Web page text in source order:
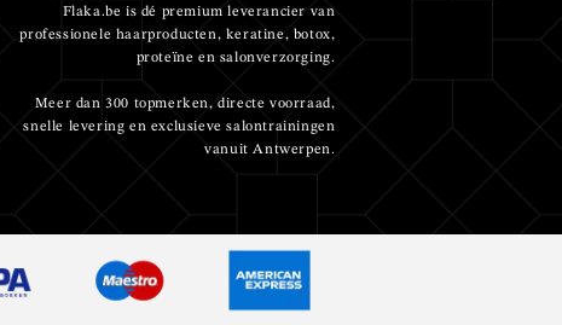
Flaka.be is dé premium leverancier van
professionele haarproducten, keratine, botox,
proteïne en salonverzorging.
Meer dan 300 topmerken, directe voorraad,
snelle levering en exclusieve salontrainingen
vanuit Antwerpen.